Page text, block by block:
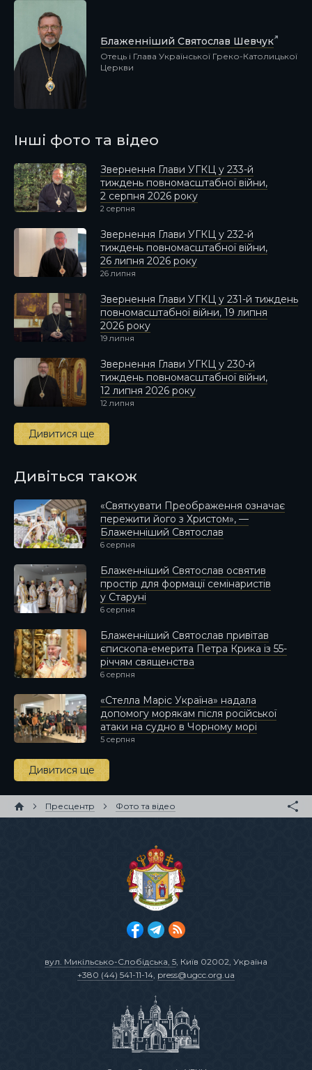
Блаженніший Святослав Шевчук
Отець і Глава Української Греко-Католицької
Церкви
Інші фото та відео
Звернення Глави УГКЦ у 233-й
тиждень повномасштабної війни,
2 серпня 2026 року
2 серпня
Звернення Глави УГКЦ у 232-й
тиждень повномасштабної війни,
26 липня 2026 року
26 липня
Звернення Глави УГКЦ у 231-й тиждень
повномасштабної війни, 19 липня
2026 року
19 липня
Звернення Глави УГКЦ у 230-й
тиждень повномасштабної війни,
12 липня 2026 року
12 липня
Дивитися ще
Дивіться також
«Святкувати Преображення означає
пережити його з Христом», —
Блаженніший Святослав
6 серпня
Блаженніший Святослав освятив
простір для формації семінаристів
у Старуні
6 серпня
Блаженніший Святослав привітав
єпископа-емерита Петра Крика із 55-
річчям священства
6 серпня
«Стелла Маріс Україна» надала
допомогу морякам після російської
атаки на судно в Чорному морі
5 серпня
Дивитися ще
Пресцентр Фото та відео
вул. Микільсько-Слобідська, 5, Київ 02002, Україна
+380 (44) 541-11-14, press@ugcc.org.ua